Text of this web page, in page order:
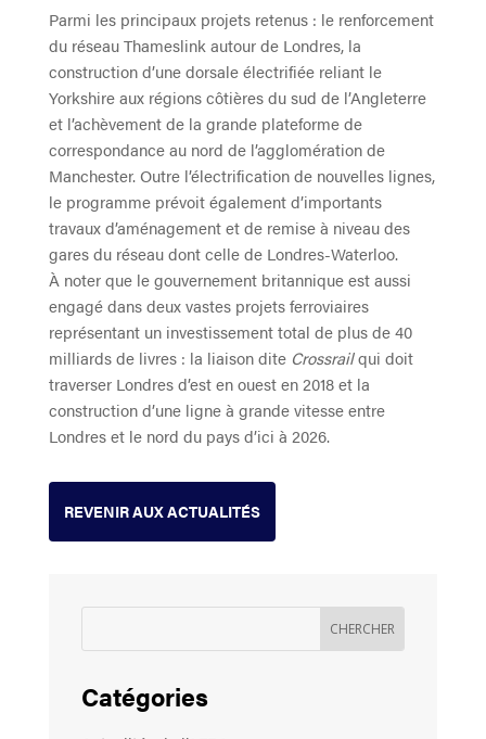
Parmi les principaux projets retenus : le renforcement
du réseau Thameslink autour de Londres, la
construction d’une dorsale électrifiée reliant le
Yorkshire aux régions côtières du sud de l’Angleterre
et l’achèvement de la grande plateforme de
correspondance au nord de l’agglomération de
Manchester. Outre l’électrification de nouvelles lignes,
le programme prévoit également d’importants
travaux d’aménagement et de remise à niveau des
gares du réseau dont celle de Londres-Waterloo.
À noter que le gouvernement britannique est aussi
engagé dans deux vastes projets ferroviaires
représentant un investissement total de plus de 40
milliards de livres : la liaison dite Crossrailqui doit
traverser Londres d’est en ouest en 2018 et la
construction d’une ligne à grande vitesse entre
Londres et le nord du pays d’ici à 2026.
REVENIR AUX ACTUALITÉS
Catégories